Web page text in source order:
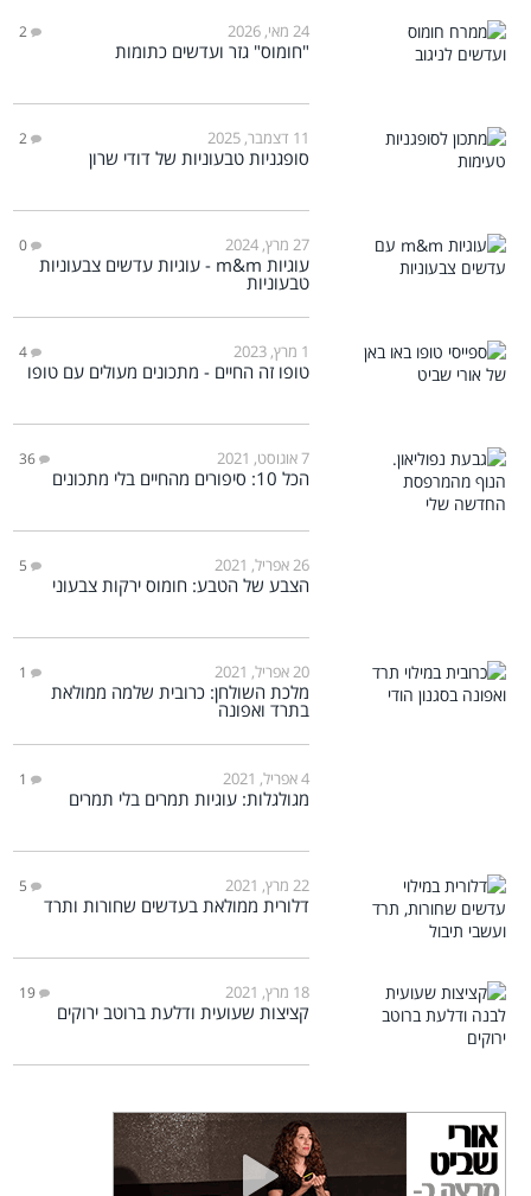
24 מאי, 2026 2
"חומוס" גזר ועדשים כתומות
11 דצמבר, 2025 2
סופגניות טבעוניות של דודי שרון
27 מרץ, 2024 0
עוגיות m&m - עוגיות עדשים צבעוניות
טבעוניות
1 מרץ, 2023 4
טופו זה החיים - מתכונים מעולים עם טופו
7 אוגוסט, 2021 36
הכל 10: סיפורים מהחיים בלי מתכונים
26 אפריל, 2021 5
הצבע של הטבע: חומוס ירקות צבעוני
20 אפריל, 2021 1
מלכת השולחן: כרובית שלמה ממולאת
בתרד ואפונה
4 אפריל, 2021 1
מגולגלות: עוגיות תמרים בלי תמרים
22 מרץ, 2021 5
דלורית ממולאת בעדשים שחורות ותרד
18 מרץ, 2021 19
קציצות שעועית ודלעת ברוטב ירוקים